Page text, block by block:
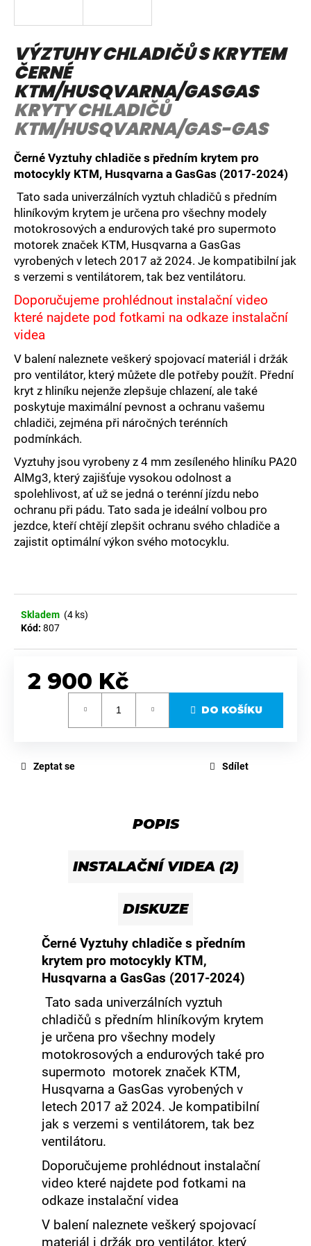
VÝZTUHY CHLADIČŮ S KRYTEM
ČERNÉ
KTM/HUSQVARNA/GASGAS
KRYTY CHLADIČŮ
KTM/HUSQVARNA/GAS-GAS
Černé Vyztuhy chladiče s předním krytem pro
motocykly KTM, Husqvarna a GasGas (2017-2024)
Tato sada univerzálních vyztuh chladičů s předním
hliníkovým krytem je určena pro všechny modely
motokrosových a endurových také pro supermoto
motorek značek KTM, Husqvarna a GasGas
vyrobených v letech 2017 až 2024. Je kompatibilní jak
s verzemi s ventilátorem, tak bez ventilátoru.
Doporučujeme prohlédnout instalační video
které najdete pod fotkami na odkaze instalační
videa
V balení naleznete veškerý spojovací materiál i držák
pro ventilátor, který můžete dle potřeby použít. Přední
kryt z hliníku nejenže zlepšuje chlazení, ale také
poskytuje maximální pevnost a ochranu vašemu
chladiči, zejména při náročných terénních
podmínkách.
Vyztuhy jsou vyrobeny z 4 mm zesíleného hliníku PA20
AlMg3, který zajišťuje vysokou odolnost a
spolehlivost, ať už se jedná o terénní jízdu nebo
ochranu při pádu. Tato sada je ideální volbou pro
jezdce, kteří chtějí zlepšit ochranu svého chladiče a
zajistit optimální výkon svého motocyklu.
Skladem (4 ks)
Kód: 807
2 900 Kč
DO KOŠÍKU
Zeptat se Sdílet
POPIS
INSTALAČNÍ VIDEA (2)
DISKUZE
Černé Vyztuhy chladiče s předním
krytem pro motocykly KTM,
Husqvarna a GasGas (2017-2024)
Tato sada univerzálních vyztuh
chladičů s předním hliníkovým krytem
je určena pro všechny modely
motokrosových a endurových také pro
supermoto motorek značek KTM,
Husqvarna a GasGas vyrobených v
letech 2017 až 2024. Je kompatibilní
jak s verzemi s ventilátorem, tak bez
ventilátoru.
Doporučujeme prohlédnout instalační
video které najdete pod fotkami na
odkaze instalační videa
V balení naleznete veškerý spojovací
materiál i držák pro ventilátor, který
í
t
?
HLEDAT
D
o
p
o
r
u
č
u
j
e
m
e
VÝZTUHY
CHLADIČŮ
S
KRYTEM
ORANŽOVÉ
KTM/HUSQVARNA/GASGAS
KRYTY
CHLADIČŮ
KTM/HUSQVARNA/GAS-
GAS